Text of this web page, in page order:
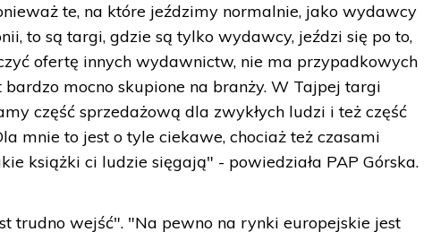
te, na które jeździmy normalnie, jako wydawcy
to są targi, gdzie są tylko wydawcy, jeździ się po to,
ofertę innych wydawnictw, nie ma przypadkowych
mocno skupione na branży. W Tajpej targi
część sprzedażową dla zwykłych ludzi i też część
mnie to jest o tyle ciekawe, chociaż też czasami
książki ci ludzie sięgają" - powiedziała PAP Górska.
trudno wejść". "Na pewno na rynki europejskie jest